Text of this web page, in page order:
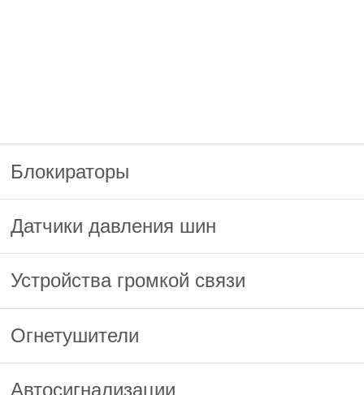
Блокираторы
Датчики давления шин
Устройства громкой связи
Огнетушители
Автосигнализации